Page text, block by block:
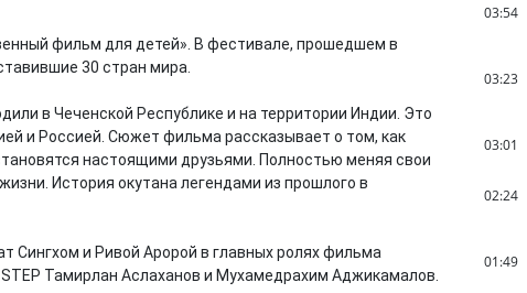
фильм для детей». В фестивале, прошедшем в
30 стран мира.
в Чеченской Республике и на территории Индии. Это
и Россией. Сюжет фильма рассказывает о том, как
настоящими друзьями. Полностью меняя свои
История окутана легендами из прошлого в
Сингхом и Ривой Аророй в главных ролях фильма
Тамирлан Аслаханов и Мухамедрахим Аджикамалов.
03:54
03:23
03:01
02:24
01:49